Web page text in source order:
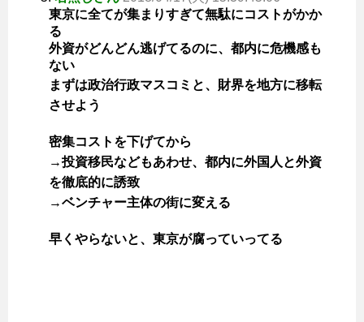
東京に全てが集まりすぎて無駄にコストがかか
る
外資がどんどん逃げてるのに、都内に危機感も
ない
まずは政治行政マスコミと、財界を地方に移転
させよう
密集コストを下げてから
→投資移民などもあわせ、都内に外国人と外資
を徹底的に誘致
→ベンチャー主体の街に変える
早くやらないと、東京が腐っていってる